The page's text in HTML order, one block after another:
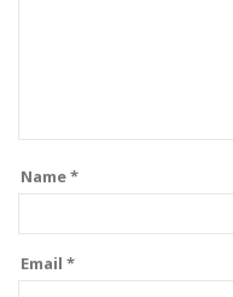
Name*
Email *